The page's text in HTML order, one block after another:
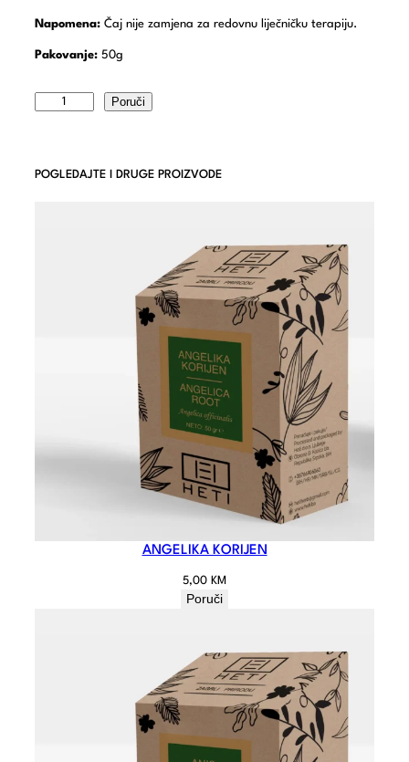
Napomena: Čaj nije zamjena za redovnu liječničku terapiju.
Pakovanje: 50g
Poruči
POGLEDAJTE I DRUGE PROIZVODE
ANGELIKA KORIJEN
5,00 KM
Poruči